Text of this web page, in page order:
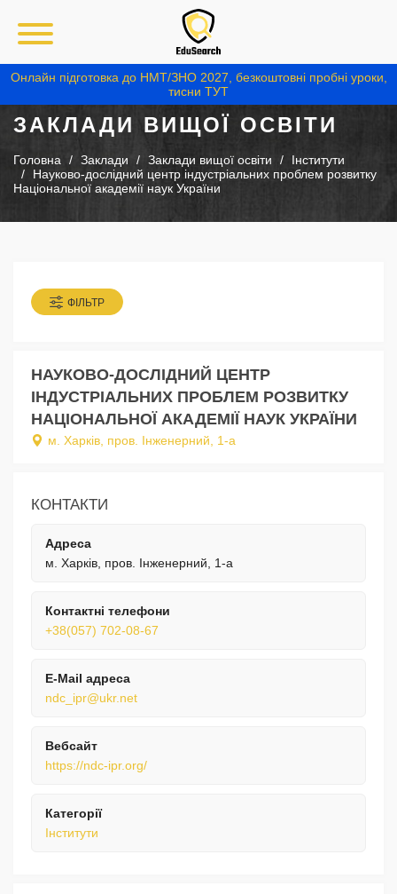
Онлайн підготовка до НМТ/ЗНО 2027, безкоштовні пробні уроки,
тисни ТУТ
ЗАКЛАДИ ВИЩОЇ ОСВІТИ
Головна Заклади Заклади вищої освіти
Інститути
Науково-дослідний центр індустріальних проблем розвитку
Національної академії наук України
ФІЛЬТР
НАУКОВО-ДОСЛІДНИЙ ЦЕНТР
ІНДУСТРІАЛЬНИХ ПРОБЛЕМ РОЗВИТКУ
НАЦІОНАЛЬНОЇ АКАДЕМІЇ НАУК УКРАЇНИ
м. Харків, пров. Інженерний, 1-а
КОНТАКТИ
Адреса
м. Харків, пров. Інженерний, 1-а
Контактні телефони
+38(057) 702-08-67
E-Mail адреса
ndc_ipr@ukr.net
Вебсайт
https://ndc-ipr.org/
Категорії
Інститути